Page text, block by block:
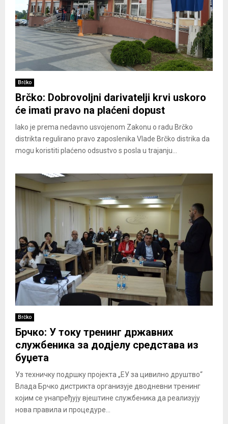
Brčko
Brčko: Dobrovoljni darivatelji krvi uskoro
će imati pravo na plaćeni dopust
Iako je prema nedavno usvojenom Zakonu o radu Brčko
distrikta regulirano pravo zaposlenika Vlade Brčko distrika da
mogu koristiti plaćeno odsustvo s posla u trajanju...
Brčko
Брчко: У току тренинг државних
службеника за додјелу средстава из
буџета
Уз техничку подршку пројекта „ЕУ за цивилно друштво“
Влада Брчко дистрикта организује дводневни тренинг
којим се унапређују вјештине службеника да реализују
нова правила и процедуре...